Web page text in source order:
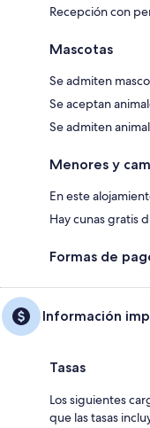
Recepción con
Mascotas
Se admiten
Se aceptan
Se admiten
Menores y
En este
Hay cunas gratis
Formas de
Información
Tasas
Los siguientes
que las tasas